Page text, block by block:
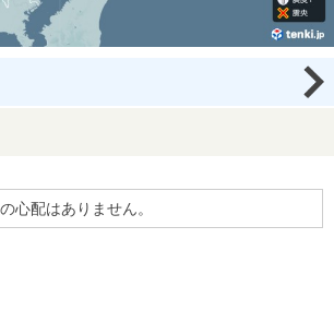
心配はありません。